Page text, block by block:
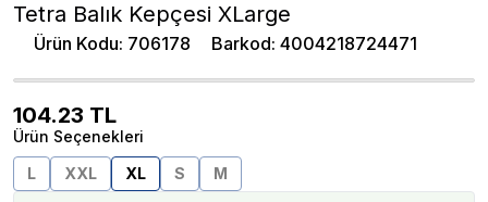
Tetra Balık Kepçesi XLarge
Ürün Kodu: 706178 Barkod: 4004218724471
104.23 TL
Ürün Seçenekleri
L
XXL XL S M